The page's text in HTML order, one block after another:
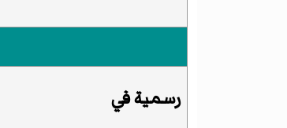
رسميةفي